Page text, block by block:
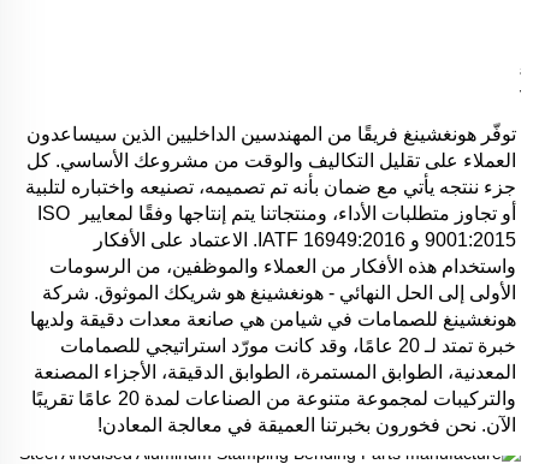
أو تجاوز متطلبات الأداء، ومنتجاتنا يتم إنتاجها وفقًا لمعايير ISO
الآن. نحن فخورون بخبرتنا العميقة في معالجة المعادن!